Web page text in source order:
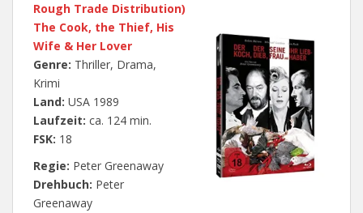
Rough Trade Distribution)
The Cook, the Thief, His
Wife & Her Lover
Genre: Thriller, Drama,
Krimi
Land: USA 1989
Laufzeit: ca. 124 min.
FSK: 18
Regie: Peter Greenaway
Drehbuch: Peter
Greenaway